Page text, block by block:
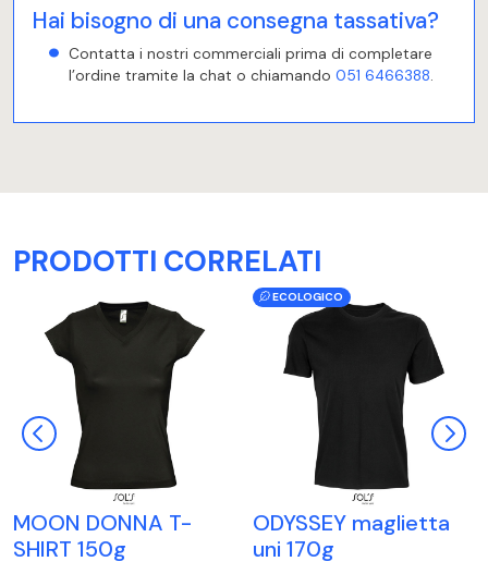
Hai bisogno di una consegna tassativa?
Contatta i nostri commerciali prima di completare
l’ordine tramite la chat o chiamando 051 6466388.
PRODOTTI CORRELATI
MOON DONNA T-
SHIRT 150g
ECOLOGICO
ODYSSEY maglietta
uni 170g